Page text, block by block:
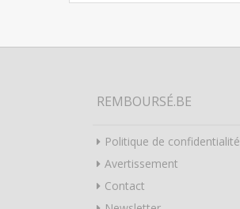
REMBOURSÉ.BE
Politique de confidentialité
Avertissement
Contact